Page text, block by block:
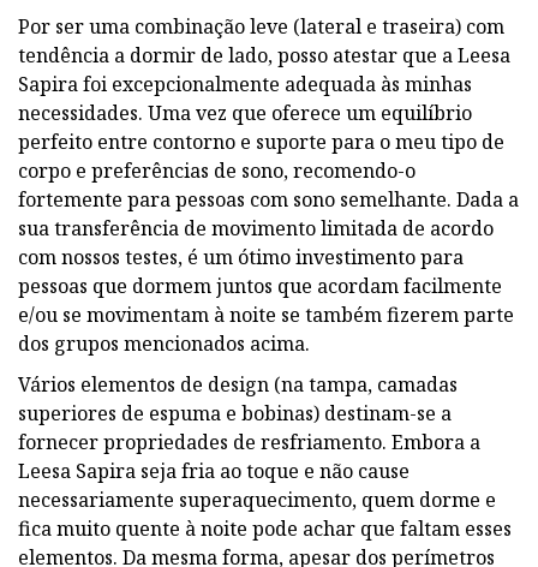
Por ser uma combinação leve (lateral e traseira) com
tendência a dormir de lado, posso atestar que a Leesa
Sapira foi excepcionalmente adequada às minhas
necessidades. Uma vez que oferece um equilíbrio
perfeito entre contorno e suporte para o meu tipo de
corpo e preferências de sono, recomendo-o
fortemente para pessoas com sono semelhante. Dada a
sua transferência de movimento limitada de acordo
com nossos testes, é um ótimo investimento para
pessoas que dormem juntos que acordam facilmente
e/ou se movimentam à noite se também fizerem parte
dos grupos mencionados acima.
Vários elementos de design (na tampa, camadas
superiores de espuma e bobinas) destinam-se a
fornecer propriedades de resfriamento. Embora a
Leesa Sapira seja fria ao toque e não cause
necessariamente superaquecimento, quem dorme e
fica muito quente à noite pode achar que faltam esses
elementos. Da mesma forma, apesar dos perímetros